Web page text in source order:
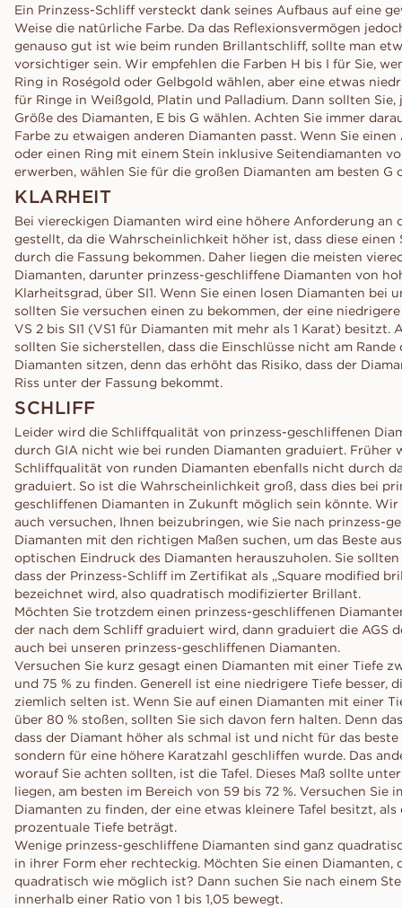
Ein Prinzess-Schliff versteckt dank seines Aufbaus auf eine
Weise die natürliche Farbe. Da das Reflexionsvermögen
genauso gut ist wie beim runden Brillantschliff, sollte man
vorsichtiger sein. Wir empfehlen die Farben H bis I für Sie,
Ring in Roségold oder Gelbgold wählen, aber eine etwas
für Ringe in Weißgold, Platin und Palladium. Dann sollten Sie,
Größe des Diamanten, E bis G wählen. Achten Sie immer
Farbe zu etwaigen anderen Diamanten passt. Wenn Sie
oder einen Ring mit einem Stein inklusive Seitendiamanten
erwerben, wählen Sie für die großen Diamanten am besten G
KLARHEIT
Bei viereckigen Diamanten wird eine höhere Anforderung an
gestellt, da die Wahrscheinlichkeit höher ist, dass diese einen
durch die Fassung bekommen. Daher liegen die meisten
Diamanten, darunter prinzess-geschliffene Diamanten von
Klarheitsgrad, über SI1. Wenn Sie einen losen Diamanten bei
sollten Sie versuchen einen zu bekommen, der eine
VS 2 bis SI1 (VS1 für Diamanten mit mehr als 1 Karat) besitzt.
sollten Sie sicherstellen, dass die Einschlüsse nicht am Rande
Diamanten sitzen, denn das erhöht das Risiko, dass der
Riss unter der Fassung bekommt.
SCHLIFF
Leider wird die Schliffqualität von prinzess-geschliffenen
durch GIA nicht wie bei runden Diamanten graduiert. Früher
Schliffqualität von runden Diamanten ebenfalls nicht durch
graduiert. So ist die Wahrscheinlichkeit groß, dass dies bei
geschliffenen Diamanten in Zukunft möglich sein könnte.
auch versuchen, Ihnen beizubringen, wie Sie nach prinzess-
Diamanten mit den richtigen Maßen suchen, um das Beste
optischen Eindruck des Diamanten herauszuholen. Sie
dass der Prinzess-Schliff im Zertifikat als „Square modified
bezeichnet wird, also quadratisch modifizierter Brillant.
Möchten Sie trotzdem einen prinzess-geschliffenen
der nach dem Schliff graduiert wird, dann graduiert die AGS
auch bei unseren prinzess-geschliffenen Diamanten.
Versuchen Sie kurz gesagt einen Diamanten mit einer Tiefe
und 75 % zu finden. Generell ist eine niedrigere Tiefe besser,
ziemlich selten ist. Wenn Sie auf einen Diamanten mit einer
über 80 % stoßen, sollten Sie sich davon fern halten. Denn
dass der Diamant höher als schmal ist und nicht für das beste
sondern für eine höhere Karatzahl geschliffen wurde. Das
worauf Sie achten sollten, ist die Tafel. Dieses Maß sollte
liegen, am besten im Bereich von 59 bis 72 %. Versuchen Sie
Diamanten zu finden, der eine etwas kleinere Tafel besitzt, als
prozentuale Tiefe beträgt.
Wenige prinzess-geschliffene Diamanten sind ganz
in ihrer Form eher rechteckig. Möchten Sie einen Diamanten,
quadratisch wie möglich ist? Dann suchen Sie nach einem
innerhalb einer Ratio von 1 bis 1,05 bewegt.